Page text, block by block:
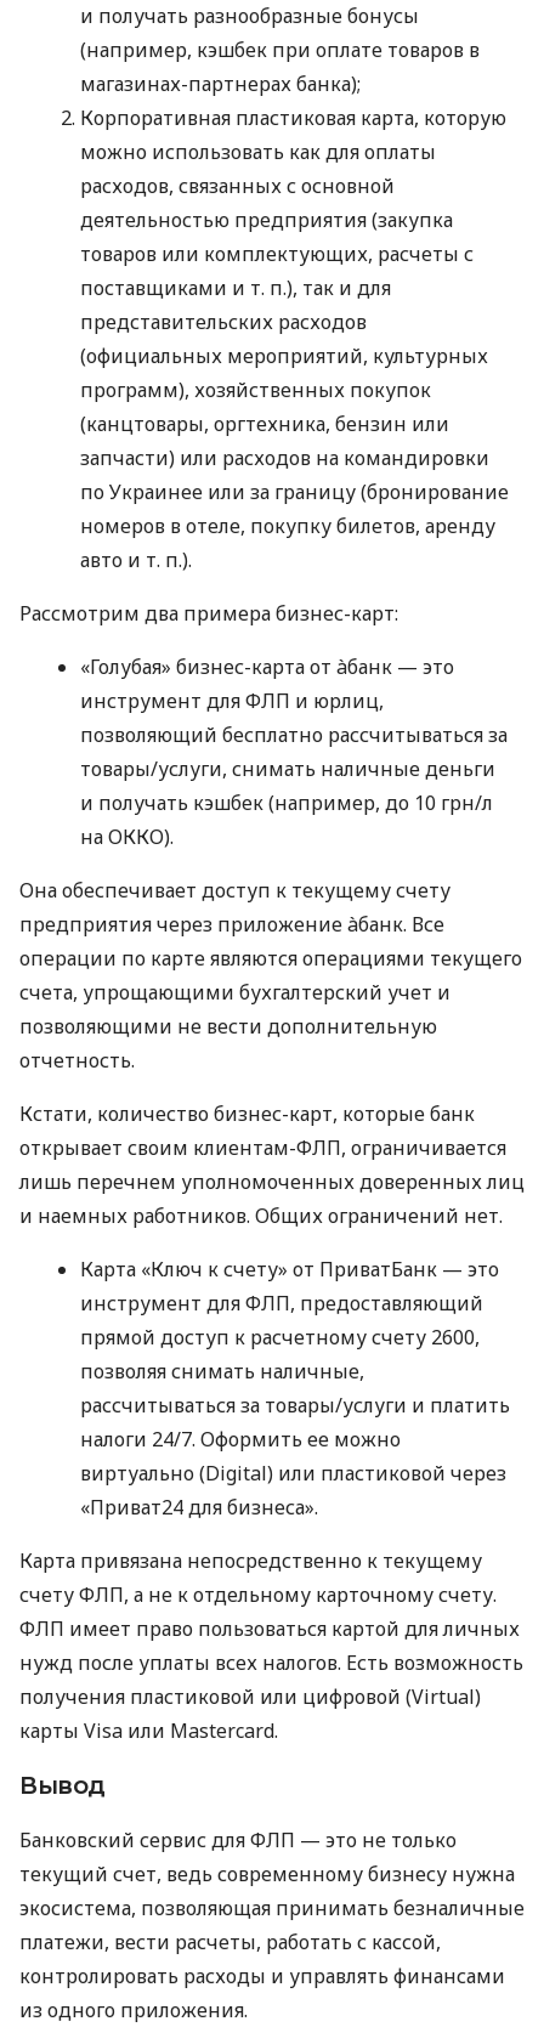
и получать разнообразные бонусы
(например, кэшбек при оплате товаров в
магазинах-партнерах банка);
Корпоративная пластиковая карта, которую
можно использовать как для оплаты
расходов, связанных с основной
деятельностью предприятия (закупка
товаров или комплектующих, расчеты с
поставщиками и т. п.), так и для
представительских расходов
(официальных мероприятий, культурных
программ), хозяйственных покупок
(канцтовары, оргтехника, бензин или
запчасти) или расходов на командировки
по Украинее или за границу (бронирование
номеров в отеле, покупку билетов, аренду
авто и т. п.).
Рассмотрим два примера бизнес-карт:
«Голубая» бизнес-карта от àбанк — это
инструмент для ФЛП и юрлиц,
позволяющий бесплатно рассчитываться за
товары/услуги, снимать наличные деньги
и получать кэшбек (например, до 10 грн/л
на ОККО).
Она обеспечивает доступ к текущему счету
предприятия через приложение àбанк. Все
операции по карте являются операциями текущего
счета, упрощающими бухгалтерский учет и
позволяющими не вести дополнительную
отчетность.
Кстати, количество бизнес-карт, которые банк
открывает своим клиентам-ФЛП, ограничивается
лишь перечнем уполномоченных доверенных лиц
и наемных работников. Общих ограничений нет.
Карта «Ключ к счету» от ПриватБанк — это
инструмент для ФЛП, предоставляющий
прямой доступ к расчетному счету 2600,
позволяя снимать наличные,
рассчитываться за товары/услуги и платить
налоги 24/7. Оформить ее можно
виртуально (Digital) или пластиковой через
«Приват24 для бизнеса».
Карта привязана непосредственно к текущему
счету ФЛП, а не к отдельному карточному счету.
ФЛП имеет право пользоваться картой для личных
нужд после уплаты всех налогов. Есть возможность
получения пластиковой или цифровой (Virtual)
карты Visa или Mastercard.
Вывод
Банковский сервис для ФЛП — это не только
текущий счет, ведь современному бизнесу нужна
экосистема, позволяющая принимать безналичные
платежи, вести расчеты, работать с кассой,
контролировать расходы и управлять финансами
из одного приложения.